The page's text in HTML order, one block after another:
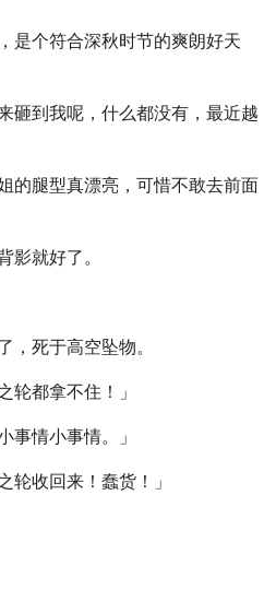
是个符合深秋时节的爽朗好天
砸到我呢，什么都没有，最近越
的腿型真漂亮，可惜不敢去前面
影就好了。
，死于高空坠物。
轮都拿不住！」
事情小事情。」
轮收回来！蠢货！」